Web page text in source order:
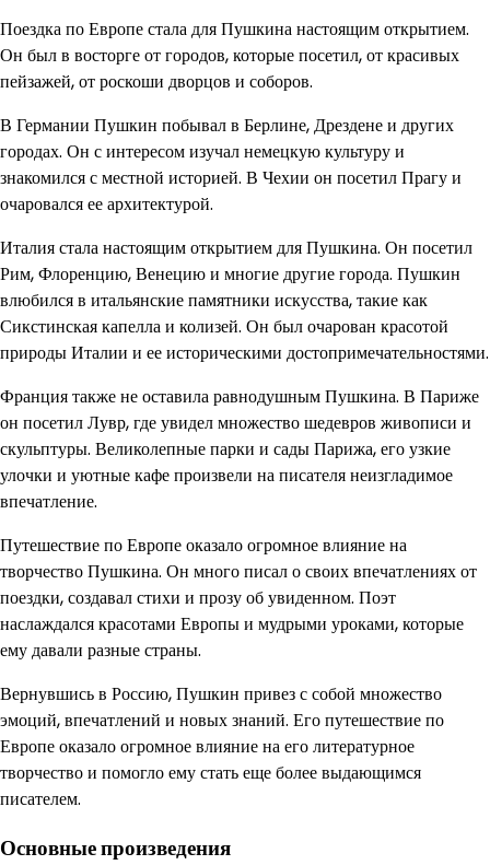
Поездка по Европе стала для Пушкина настоящим открытием.
Он был в восторге от городов, которые посетил, от красивых
пейзажей, от роскоши дворцов и соборов.
В Германии Пушкин побывал в Берлине, Дрездене и других
городах. Он с интересом изучал немецкую культуру и
знакомился с местной историей. В Чехии он посетил Прагу и
очаровался ее архитектурой.
Италия стала настоящим открытием для Пушкина. Он посетил
Рим, Флоренцию, Венецию и многие другие города. Пушкин
влюбился в итальянские памятники искусства, такие как
Сикстинская капелла и колизей. Он был очарован красотой
природы Италии и ее историческими достопримечательностями.
Франция также не оставила равнодушным Пушкина. В Париже
он посетил Лувр, где увидел множество шедевров живописи и
скульптуры. Великолепные парки и сады Парижа, его узкие
улочки и уютные кафе произвели на писателя неизгладимое
впечатление.
Путешествие по Европе оказало огромное влияние на
творчество Пушкина. Он много писал о своих впечатлениях от
поездки, создавал стихи и прозу об увиденном. Поэт
наслаждался красотами Европы и мудрыми уроками, которые
ему давали разные страны.
Вернувшись в Россию, Пушкин привез с собой множество
эмоций, впечатлений и новых знаний. Его путешествие по
Европе оказало огромное влияние на его литературное
творчество и помогло ему стать еще более выдающимся
писателем.
Основные произведения